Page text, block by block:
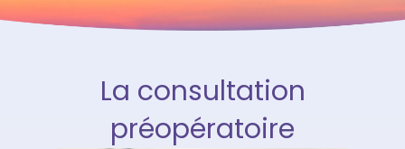
La consultation
préopératoire